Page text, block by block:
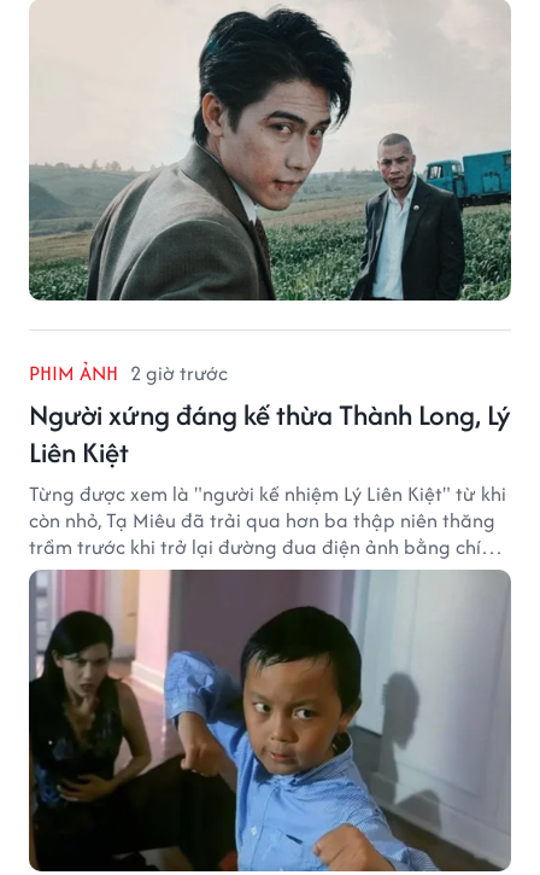
PHIM ẢNH 2 giờ trước
Người xứng đáng kế thừa Thành Long, Lý
Liên Kiệt
Từng được xem là "người kế nhiệm Lý Liên Kiệt" từ khi
còn nhỏ, Tạ Miêu đã trải qua hơn ba thập niên thăng
trầm trước khi trở lại đường đua điện ảnh bằng chính
sở trường võ thuật.